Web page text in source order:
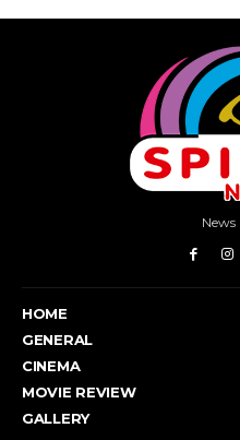
News
HOME
GENERAL
CINEMA
MOVIE REVIEW
GALLERY